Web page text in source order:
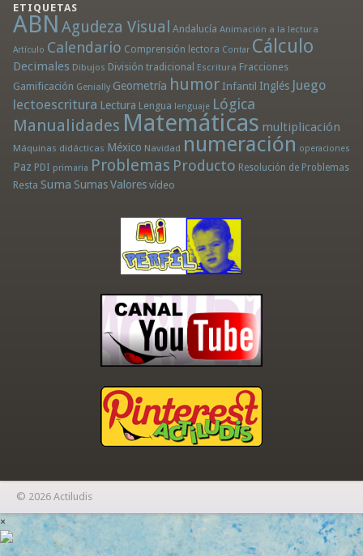
ETIQUETAS
ABN Agudeza Visual Andalucía Animación a la lectura
Artículo Calendario Comprensión lectora Contar Cálculo
Decimales Dibujos División tradicional Escritura Fracciones
Gamificación Genially Geometría humor Infantil Inglés Juego
lectoescritura Lectura Lengua lenguaje Lógica
Manualidades Matemáticas multiplicación
Máquinas didácticas México Navidad numeración operaciones
Paz PDI primaria Problemas Producto Resolución de Problemas
Resta Suma Sumas Valores vídeo
© 2026 Actiludis
×